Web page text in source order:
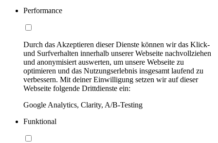
Performance
Durch das Akzeptieren dieser Dienste können wir das Klick-
und Surfverhalten innerhalb unserer Webseite nachvollziehen
und anonymisiert auswerten, um unsere Webseite zu
optimieren und das Nutzungserlebnis insgesamt laufend zu
verbessern. Mit deiner Einwilligung setzen wir auf dieser
Webseite folgende Drittdienste ein:
Google Analytics, Clarity, A/B-Testing
Funktional